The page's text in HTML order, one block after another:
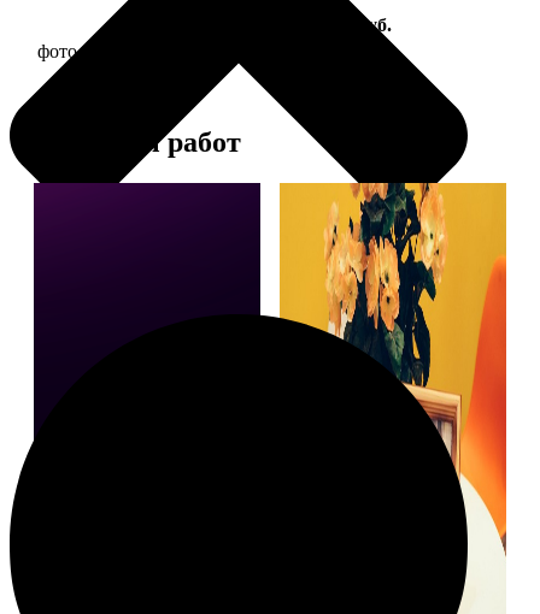
Цена, руб.
фото 15х15 в деревянной рамке
Примеры работ